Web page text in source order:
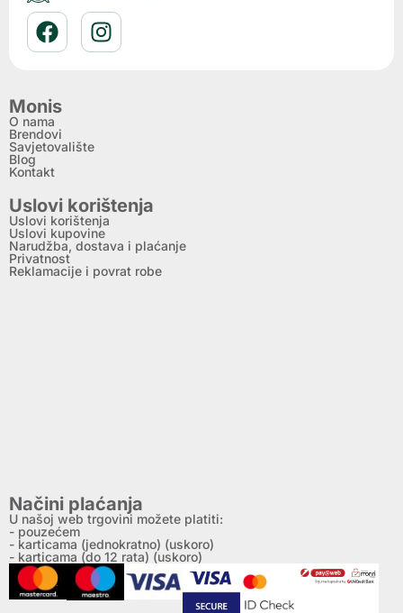
Monis
O nama
Brendovi
Savjetovalište
Blog
Kontakt
Uslovi korištenja
Uslovi korištenja
Uslovi kupovine
Narudžba, dostava i plaćanje
Privatnost
Reklamacije i povrat robe
Načini plaćanja
U našoj web trgovini možete platiti:
- pouzećem
- karticama (jednokratno) (uskoro)
- karticama (do 12 rata) (uskoro)